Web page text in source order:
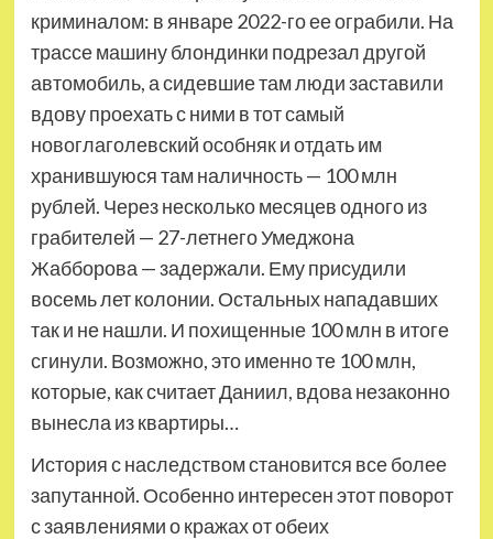
криминалом: в январе 2022-го ее ограбили. На
трассе машину блондинки подрезал другой
автомобиль, а сидевшие там люди заставили
вдову проехать с ними в тот самый
новоглаголевский особняк и отдать им
хранившуюся там наличность — 100 млн
рублей. Через несколько месяцев одного из
грабителей — 27-летнего Умеджона
Жабборова — задержали. Ему присудили
восемь лет колонии. Остальных нападавших
так и не нашли. И похищенные 100 млн в итоге
сгинули. Возможно, это именно те 100 млн,
которые, как считает Даниил, вдова незаконно
вынесла из квартиры…
История с наследством становится все более
запутанной. Особенно интересен этот поворот
с заявлениями о кражах от обеих